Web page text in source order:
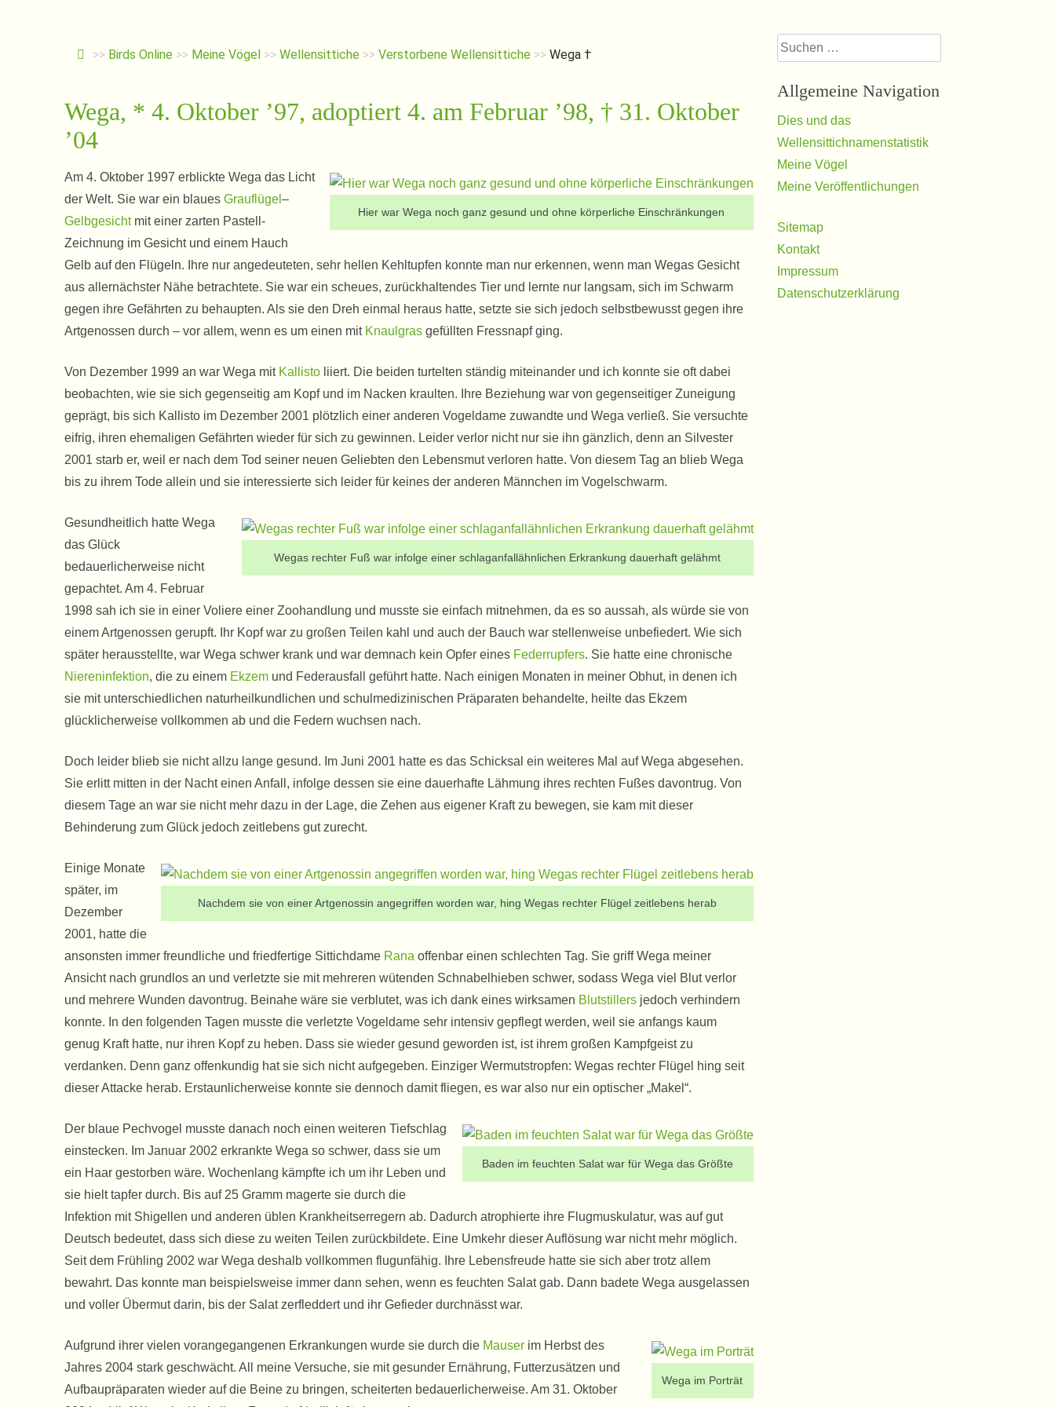
>> Birds Online >> Meine Vögel >> Wellensittiche >> Verstorbene Wellensittiche >> Wega †
Wega, * 4. Oktober ’97, adoptiert 4. am Februar ’98, † 31. Oktober
’04
Hier war Wega noch ganz gesund und ohne körperliche Einschränkungen
Am 4. Oktober 1997 erblickte Wega das Licht
der Welt. Sie war ein blaues Grauflügel –
Gelbgesichtmit einer zarten Pastell-
Zeichnung im Gesicht und einem Hauch
Gelb auf den Flügeln. Ihre nur angedeuteten, sehr hellen Kehltupfen konnte man nur erkennen, wenn man Wegas Gesicht
aus allernächster Nähe betrachtete. Sie war ein scheues, zurückhaltendes Tier und lernte nur langsam, sich im Schwarm
gegen ihre Gefährten zu behaupten. Als sie den Dreh einmal heraus hatte, setzte sie sich jedoch selbstbewusst gegen ihre
Artgenossen durch – vor allem, wenn es um einen mit Knaulgras gefüllten Fressnapf ging.
Von Dezember 1999 an war Wega mit Kallisto liiert. Die beiden turtelten ständig miteinander und ich konnte sie oft dabei
beobachten, wie sie sich gegenseitig am Kopf und im Nacken kraulten. Ihre Beziehung war von gegenseitiger Zuneigung
geprägt, bis sich Kallisto im Dezember 2001 plötzlich einer anderen Vogeldame zuwandte und Wega verließ. Sie versuchte
eifrig, ihren ehemaligen Gefährten wieder für sich zu gewinnen. Leider verlor nicht nur sie ihn gänzlich, denn an Silvester
2001 starb er, weil er nach dem Tod seiner neuen Geliebten den Lebensmut verloren hatte. Von diesem Tag an blieb Wega
bis zu ihrem Tode allein und sie interessierte sich leider für keines der anderen Männchen im Vogelschwarm.
Wegas rechter Fuß war infolge einer schlaganfallähnlichen Erkrankung dauerhaft gelähmt
Gesundheitlich hatte Wega
das Glück
bedauerlicherweise nicht
gepachtet. Am 4. Februar
1998 sah ich sie in einer Voliere einer Zoohandlung und musste sie einfach mitnehmen, da es so aussah, als würde sie von
einem Artgenossen gerupft. Ihr Kopf war zu großen Teilen kahl und auch der Bauch war stellenweise unbefiedert. Wie sich
später herausstellte, war Wega schwer krank und war demnach kein Opfer eines Federrupfers. Sie hatte eine chronische
Niereninfektion, die zu einem Ekzem und Federausfall geführt hatte. Nach einigen Monaten in meiner Obhut, in denen ich
sie mit unterschiedlichen naturheilkundlichen und schulmedizinischen Präparaten behandelte, heilte das Ekzem
glücklicherweise vollkommen ab und die Federn wuchsen nach.
Doch leider blieb sie nicht allzu lange gesund. Im Juni 2001 hatte es das Schicksal ein weiteres Mal auf Wega abgesehen.
Sie erlitt mitten in der Nacht einen Anfall, infolge dessen sie eine dauerhafte Lähmung ihres rechten Fußes davontrug. Von
diesem Tage an war sie nicht mehr dazu in der Lage, die Zehen aus eigener Kraft zu bewegen, sie kam mit dieser
Behinderung zum Glück jedoch zeitlebens gut zurecht.
Nachdem sie von einer Artgenossin angegriffen worden war, hing Wegas rechter Flügel zeitlebens herab
Einige Monate
später, im
Dezember
2001, hatte die
ansonsten immer freundliche und friedfertige Sittichdame Rana offenbar einen schlechten Tag. Sie griff Wega meiner
Ansicht nach grundlos an und verletzte sie mit mehreren wütenden Schnabelhieben schwer, sodass Wega viel Blut verlor
und mehrere Wunden davontrug. Beinahe wäre sie verblutet, was ich dank eines wirksamen Blutstillers jedoch verhindern
konnte. In den folgenden Tagen musste die verletzte Vogeldame sehr intensiv gepflegt werden, weil sie anfangs kaum
genug Kraft hatte, nur ihren Kopf zu heben. Dass sie wieder gesund geworden ist, ist ihrem großen Kampfgeist zu
verdanken. Denn ganz offenkundig hat sie sich nicht aufgegeben. Einziger Wermutstropfen: Wegas rechter Flügel hing seit
dieser Attacke herab. Erstaunlicherweise konnte sie dennoch damit fliegen, es war also nur ein optischer „Makel“.
Baden im feuchten Salat war für Wega das Größte
Der blaue Pechvogel musste danach noch einen weiteren Tiefschlag
einstecken. Im Januar 2002 erkrankte Wega so schwer, dass sie um
ein Haar gestorben wäre. Wochenlang kämpfte ich um ihr Leben und
sie hielt tapfer durch. Bis auf 25 Gramm magerte sie durch die
Infektion mit Shigellen und anderen üblen Krankheitserregern ab. Dadurch atrophierte ihre Flugmuskulatur, was auf gut
Deutsch bedeutet, dass sich diese zu weiten Teilen zurückbildete. Eine Umkehr dieser Auflösung war nicht mehr möglich.
Seit dem Frühling 2002 war Wega deshalb vollkommen flugunfähig. Ihre Lebensfreude hatte sie sich aber trotz allem
bewahrt. Das konnte man beispielsweise immer dann sehen, wenn es feuchten Salat gab. Dann badete Wega ausgelassen
und voller Übermut darin, bis der Salat zerfleddert und ihr Gefieder durchnässt war.
Wega im Porträt
Aufgrund ihrer vielen vorangegangenen Erkrankungen wurde sie durch die Mauser im Herbst des
Jahres 2004 stark geschwächt. All meine Versuche, sie mit gesunder Ernährung, Futterzusätzen und
Aufbaupräparaten wieder auf die Beine zu bringen, scheiterten bedauerlicherweise. Am 31. Oktober
Suchen
nach:
Allgemeine Navigation
Dies und das
Wellensittichnamenstatistik
Meine Vögel
Meine Veröffentlichungen
Sitemap
Kontakt
Impressum
Datenschutzerklärung